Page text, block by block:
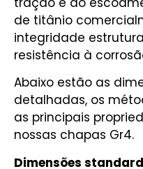
de titânio
integridade
resistência à
Abaixo estão as
detalhadas, os
as principais
nossas chapas Gr4.
Dimensões